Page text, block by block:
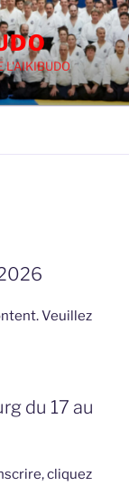
L'AIKIBUDO
Veuillez
du 17 au
cliquez